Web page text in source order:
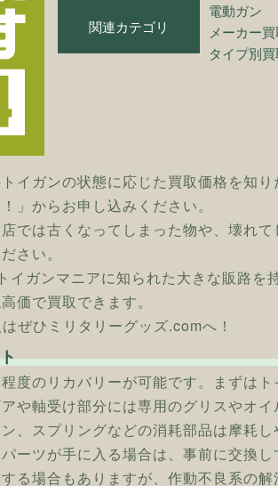
関連カテゴリ
電動ガン
メーカー
タイプ別
イガンの状態に応じた買取価格を知
」からお申し込みください。
では古くなってしまった物や、壊れ
さい。
イガンマニアに知られた大きな販路を
価で買取できます。
ぜひミリタリーグッズ.comへ！
度のリカバリーが可能です。まずは
や軸受け部分には専用のグリスやオ
、スプリングなどの消耗部品は摩耗
ーツが手に入る場合は、事前に交換し
る場合もありますが、作動不良系の